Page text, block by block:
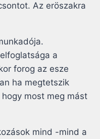
Az eröszakra
a
forog az esze
ha megtetszik
most meg mást
mind -mind a